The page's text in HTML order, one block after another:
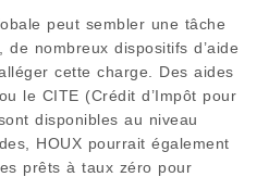
peut sembler une tâche
nombreux dispositifs d’aide
cette charge. Des aides
le CITE (Crédit d’Impôt pour
disponibles au niveau
HOUX pourrait également
prêts à taux zéro pour